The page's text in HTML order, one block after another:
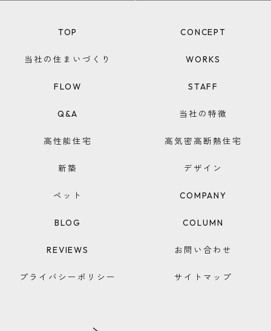
TOP CONCEPT
当社の住まいづくり WORKS
FLOW STAFF
Q&A 当社の特徴
高性能住宅 高気密高断熱住宅
新築 デザイン
ペット COMPANY
BLOG COLUMN
REVIEWS お問い合わせ
プライバシーポリシー サイトマップ